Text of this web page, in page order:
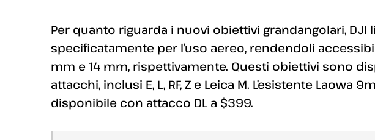
Per quanto riguarda i nuovi obiettivi grandangolari, DJI
specificatamente per l’uso aereo, rendendoli
mm e 14 mm, rispettivamente. Questi obiettivi sono
attacchi, inclusi E, L, RF, Z e Leica M. L’esistente Laowa
disponibile con attacco DL a $399.